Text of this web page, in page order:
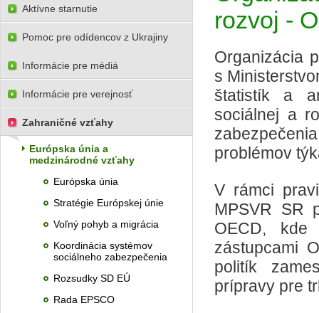
rozvoj -
Organizácia
s
štatistík a
sociálnej a
problémov
V rámci
MPSVR SR
OECD, kde
zástupcami
politík
prípravy pre
Aktívne starnutie
Pomoc pre odídencov z Ukrajiny
Informácie pre médiá
Informácie pre verejnosť
Zahraničné vzťahy
Európska únia a
medzinárodné vzťahy
Európska únia
Stratégie Európskej únie
Voľný pohyb a migrácia
Koordinácia systémov
sociálneho zabezpečenia
Rozsudky SD EÚ
Rada EPSCO